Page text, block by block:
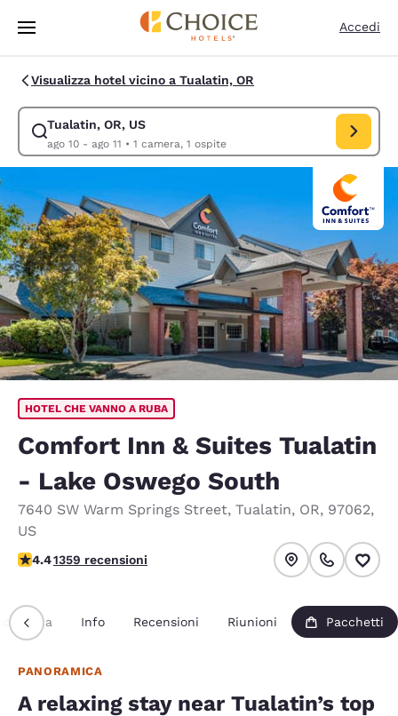
Vai A Contenuto Principale
Accedi
Visualizza hotel vicino a Tualatin, OR
Tualatin, OR, US
ago 10 - ago 11 • 1 camera, 1 ospite
Modifica la ricerca per Tualatin, OR, US. Data di check-in ago 10, data
HOTEL CHE VANNO A RUBA
Comfort Inn & Suites Tualatin
- Lake Oswego South
7640 SW Warm Springs Street, Tualatin, OR, 97062,
US
Valutazione di 4.38 stelle. Ottimo.
4.41359 recensioni
Info Recensioni Riunioni Pacchetti
PANORAMICA
A relaxing stay near Tualatin’s top